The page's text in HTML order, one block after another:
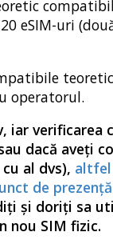
eSIM-uri
operatorul.
iar
dacă aveți
al dvs), altfel
de
și doriți sa
nou SIM fizic.